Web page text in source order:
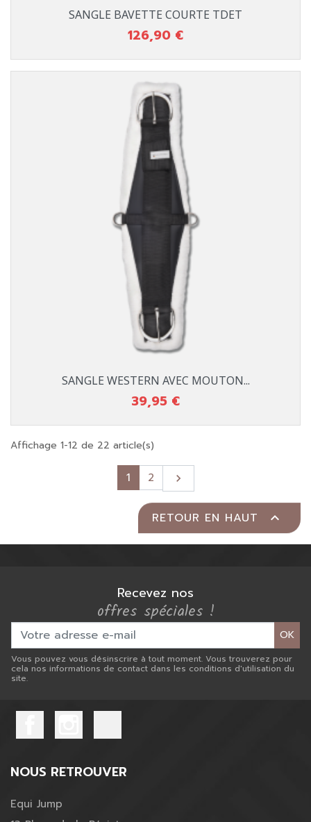
SANGLE BAVETTE COURTE TDET
Prix
126,90 €
SANGLE WESTERN AVEC MOUTON...
Prix
39,95 €
Affichage 1-12 de 22 article(s)
1 2 Suivant

RETOUR EN HAUT 
Recevez nos
offres spéciales !
OK
Vous pouvez vous désinscrire à tout moment. Vous trouverez pour
cela nos informations de contact dans les conditions d'utilisation du
site.
NOUS RETROUVER
Equi Jump